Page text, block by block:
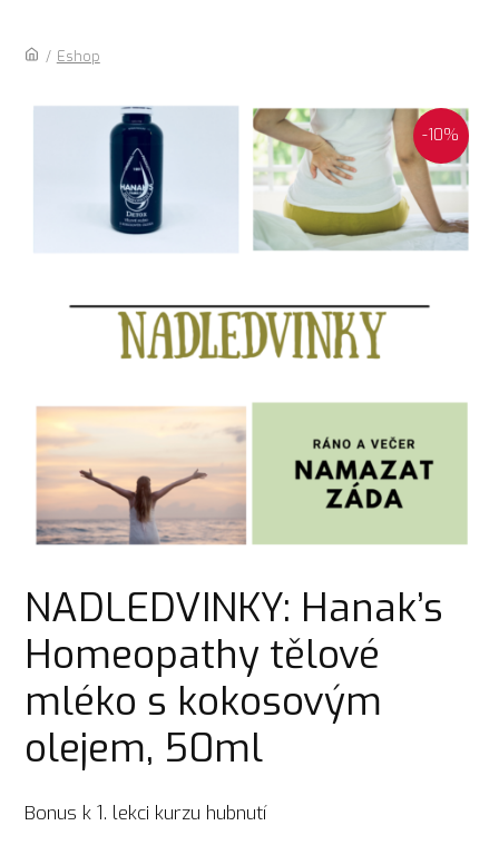
/ Eshop
-10%
NADLEDVINKY: Hanak’s
Homeopathy tělové
mléko s kokosovým
olejem, 50ml
Bonus k 1. lekci kurzu hubnutí